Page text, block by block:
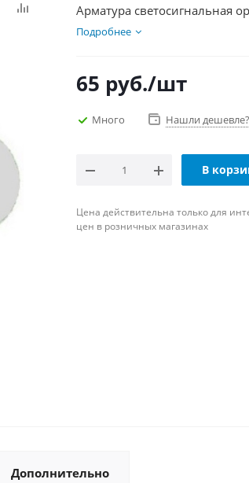
Арматура светосигнальная
Подробнее
65 руб./шт
Много Нашли дешевле?
В
Цена действительна только для
цен в розничных магазинах
Дополнительно